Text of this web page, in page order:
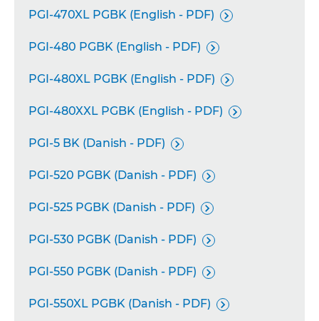
PGI-470XL PGBK (English - PDF) 
PGI-480 PGBK (English - PDF) 
PGI-480XL PGBK (English - PDF) 
PGI-480XXL PGBK (English - PDF) 
PGI-5 BK (Danish - PDF) 
PGI-520 PGBK (Danish - PDF) 
PGI-525 PGBK (Danish - PDF) 
PGI-530 PGBK (Danish - PDF) 
PGI-550 PGBK (Danish - PDF) 
PGI-550XL PGBK (Danish - PDF) 